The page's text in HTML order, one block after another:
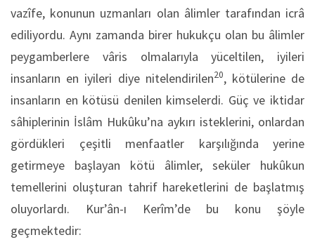
vazîfe, konunun uzmanları olan âlimler tarafından icrâ
ediliyordu. Aynı zamanda birer hukukçu olan bu âlimler
peygamberlere vâris olmalarıyla yüceltilen, iyileri
insanların en iyileri diye nitelendirilen20, kötülerine de
insanların en kötüsü denilen kimselerdi. Güç ve iktidar
sâhiplerinin İslâm Hukûku’na aykırı isteklerini, onlardan
gördükleri çeşitli menfaatler karşılığında yerine
getirmeye başlayan kötü âlimler, seküler hukûkun
temellerini oluşturan tahrif hareketlerini de başlatmış
oluyorlardı. Kur’ân-ı Kerîm’de bu konu şöyle
geçmektedir: